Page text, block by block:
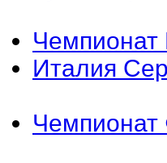
Чемпионат
Италия
Чемпионат